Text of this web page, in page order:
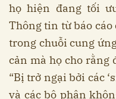
họ hiện đang tối
Thông tin từ báo
trong chuỗi cung
cản mà họ cho rằng
“Bị trở ngại bởi các
và các bộ phận